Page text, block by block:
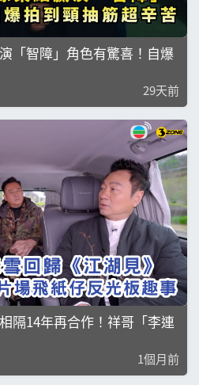
「智障」角色有驚喜！自爆
29天前
隔14年再合作！祥哥「李連
1個月前